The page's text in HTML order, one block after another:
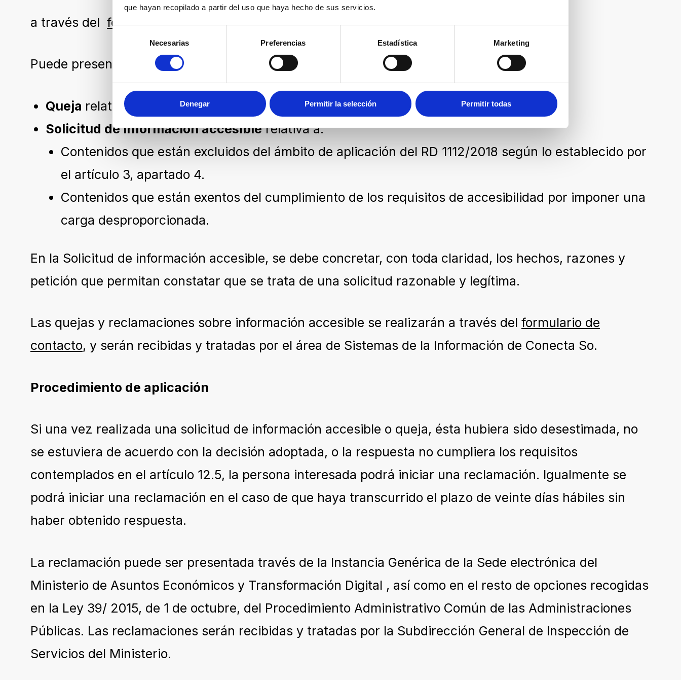
que hayan recopilado a partir del uso que haya hecho de sus servicios.
Selección
consentimiento
Necesarias Preferencias Estadística Marketing
Denegar Permitir la selección Permitir todas
a través del formulario de contactode este sitio web.
Puede presentar:
Queja relativa al cumplimiento de los requisitos del RD 1112/2018 o
Solicitud de Información accesiblerelativa a:
Contenidos que están excluidos del ámbito de aplicación del RD 1112/2018 según lo establecido por
el artículo 3, apartado 4.
Contenidos que están exentos del cumplimiento de los requisitos de accesibilidad por imponer una
carga desproporcionada.
En la Solicitud de información accesible, se debe concretar, con toda claridad, los hechos, razones y
petición que permitan constatar que se trata de una solicitud razonable y legítima.
Las quejas y reclamaciones sobre información accesible se realizarán a través del formulario de
contacto, y serán recibidas y tratadas por el área de Sistemas de la Información de Conecta So.
Procedimiento de aplicación
Si una vez realizada una solicitud de información accesible o queja, ésta hubiera sido desestimada, no
se estuviera de acuerdo con la decisión adoptada, o la respuesta no cumpliera los requisitos
contemplados en el artículo 12.5, la persona interesada podrá iniciar una reclamación. Igualmente se
podrá iniciar una reclamación en el caso de que haya transcurrido el plazo de veinte días hábiles sin
haber obtenido respuesta.
La reclamación puede ser presentada través de la Instancia Genérica de la Sede electrónica del
Ministerio de Asuntos Económicos y Transformación Digital , así como en el resto de opciones recogidas
en la Ley 39/ 2015, de 1 de octubre, del Procedimiento Administrativo Común de las Administraciones
Públicas. Las reclamaciones serán recibidas y tratadas por la Subdirección General de Inspección de
Servicios del Ministerio.